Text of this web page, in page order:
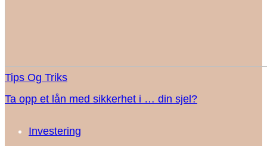
Tips Og Triks
Ta opp et lån med sikkerhet i … din sjel?
Investering